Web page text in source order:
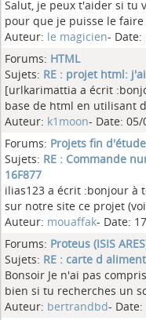
Salut, je peux t'aider si tu
pour que je puisse le
Auteur: le magicien- Date:
Forums: HTML
Sujets: RE : projet html:
[urlkarimattia a écrit
base de html en utilisant
Auteur: k1moon- Date: 05/
Forums: Projets fin
Sujets: RE : Commande
16F877
ilias123 a écrit :bonjour à
sur notre site ce projet
Auteur: mouaffak- Date:
Forums: Proteus (ISIS
Sujets: RE : carte d
Bonsoir Je n'ai pas
bien si tu recherches un
Auteur: bertrandbd- Date: